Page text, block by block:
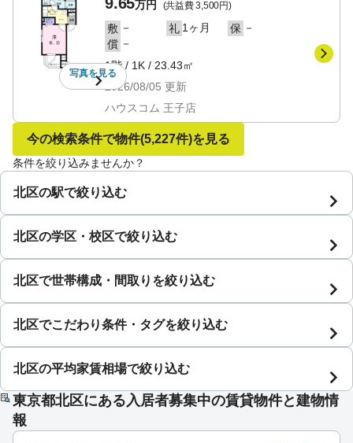
写真を見る
万円 (共益費3,500円)
敷 － 礼 1ヶ月 保 －
償 －
1階/ 1K / 23.43㎡
2026/08/05 更新
ハウスコム 王子店
今の検索条件で物件(5,227件)を見る
条件を絞り込みませんか？
北区の駅で絞り込む
北区の学区・校区で絞り込む
北区で世帯構成・間取りを絞り込む
北区でこだわり条件・タグを絞り込む
北区の平均家賃相場で絞り込む
東京都北区にある入居者募集中の賃貸物件と建物情
報